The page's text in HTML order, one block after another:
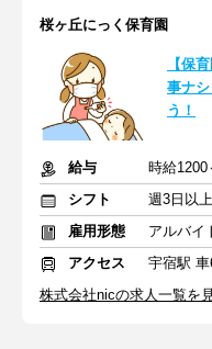
桜ヶ丘にっく保育園
【保
事ナ
う！
給与
時給1200
シフト
週3日以
雇用形態
アルバイ
アクセス
宇宿駅
株式会社nicの求人一覧を